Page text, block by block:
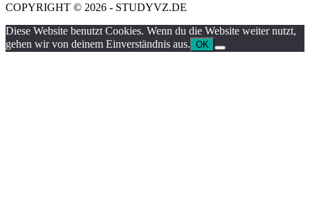
COPYRIGHT © 2026 - STUDYVZ.DE
Diese Website benutzt Cookies. Wenn du die Website weiter nutzt,
gehen wir von deinem Einverständnis aus. OK